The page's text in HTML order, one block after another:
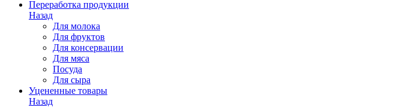
Переработка продукции
Назад
Для молока
Для фруктов
Для консервации
Для мяса
Посуда
Для сыра
Уцененные товары
Назад